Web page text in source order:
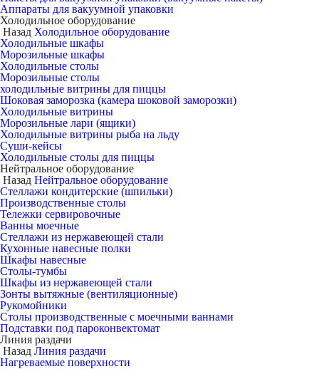
Аппараты для вакуумной упаковки
Холодильное оборудование
Назад Холодильное оборудование
Холодильные шкафы
Морозильные шкафы
Холодильные столы
Морозильные столы
холодильные витрины для пиццы
Шоковая заморозка (камера шоковой заморозки)
Холодильные витрины
Морозильные лари (ящики)
Холодильные витрины рыба на льду
Суши-кейсы
Холодильные столы для пиццы
Нейтральное оборудование
Назад Нейтральное оборудование
Стеллажи кондитерские (шпильки)
Производственные столы
Тележки сервировочные
Ванны моечные
Стеллажи из нержавеющей стали
Кухонные навесные полки
Шкафы навесные
Столы-тумбы
Шкафы из нержавеющей стали
Зонты вытяжные (вентиляционные)
Рукомойники
Столы производственные с моечными ваннами
Подставки под пароконвектомат
Линия раздачи
Назад Линия раздачи
Нагреваемые поверхности